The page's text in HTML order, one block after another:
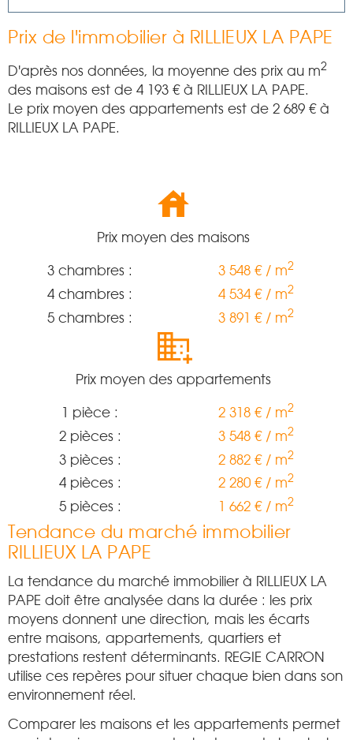
Prix de l'immobilier à RILLIEUX LA PAPE
D'après nos données, la moyenne des prix au m2
des maisons est de 4 193 € à RILLIEUX LA PAPE.
Le prix moyen des appartements est de 2 689 € à
RILLIEUX LA PAPE.
Prix moyen des maisons
3 chambres : 3 548 € / m2
4 chambres : 4 534 € / m2
5 chambres : 3 891 € / m2
Prix moyen des appartements
1 pièce : 2 318 € / m2
2 pièces : 3 548 € / m2
3 pièces : 2 882 € / m2
4 pièces : 2 280 € / m2
5 pièces : 1 662 € / m2
Tendance du marché immobilier
RILLIEUX LA PAPE
La tendance du marché immobilier à RILLIEUX LA
PAPE doit être analysée dans la durée : les prix
moyens donnent une direction, mais les écarts
entre maisons, appartements, quartiers et
prestations restent déterminants. REGIE CARRON
utilise ces repères pour situer chaque bien dans son
environnement réel.
Comparer les maisons et les appartements permet